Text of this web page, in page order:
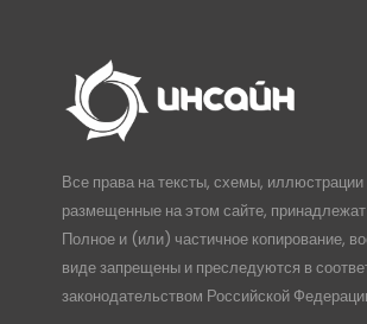
Все права на тексты, схемы,
размещенные на этом сайте,
Полное и (или) частичное копирование,
виде запрещены и преследуются в
законодательством Российской